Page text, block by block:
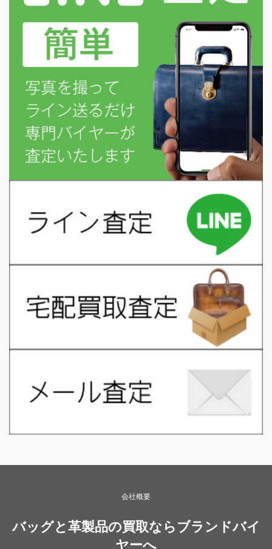
会社概要
バッグと革製品の買取ならブランドバイ
ヤーへ